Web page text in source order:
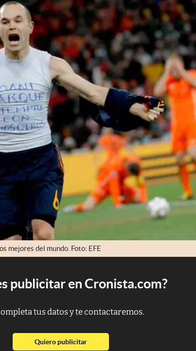
mejores del mundo. Foto: EFE
publicitar en Cronista.com?
tus datos y te contactaremos.
Quiero publicitarabre en nueva pestaña